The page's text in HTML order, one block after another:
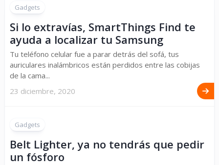
Gadgets
Si lo extravías, SmartThings Find te
ayuda a localizar tu Samsung
Tu teléfono celular fue a parar detrás del sofá, tus
auriculares inalámbricos están perdidos entre las cobijas
de la cama...
23 diciembre, 2020
Gadgets
Belt Lighter, ya no tendrás que pedir
un fósforo